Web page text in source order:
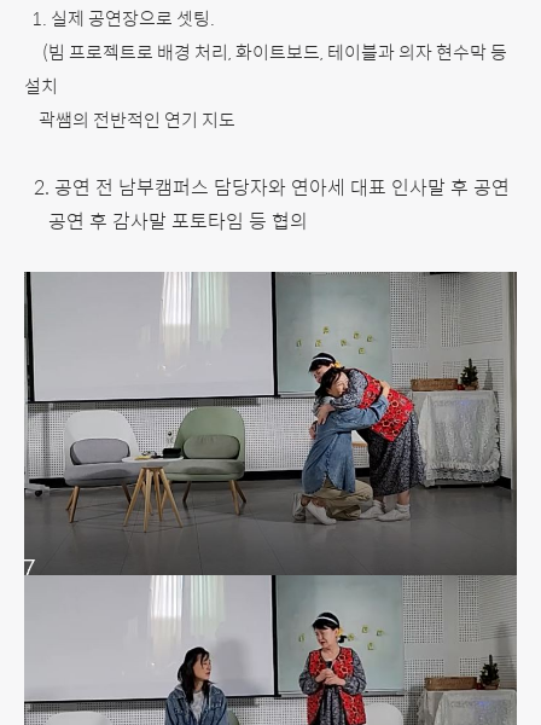
1. 실제 공연장으로 셋팅.
(빔 프로젝트로 배경 처리, 화이트보드, 테이블과 의자 현수막 등
설치
곽쌤의 전반적인 연기 지도
2. 공연 전 남부캠퍼스 담당자와 연아세 대표 인사말 후 공연
공연 후 감사말 포토타임 등 협의